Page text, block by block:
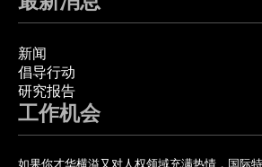
新闻
倡导行动
研究报告
工作机会
如果你才华横溢又对人权领域充满热情，国际